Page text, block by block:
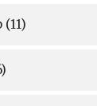
(11)